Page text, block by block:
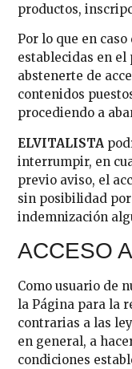
productos,
Por lo que en
establecidas en el
abstenerte de
contenidos
procediendo a
ELVITALISTA
interrumpir, en
previo aviso, el
sin posibilidad
indemnización
ACCESO
Como usuario de
la Página para la
contrarias a las
en general, a
condiciones